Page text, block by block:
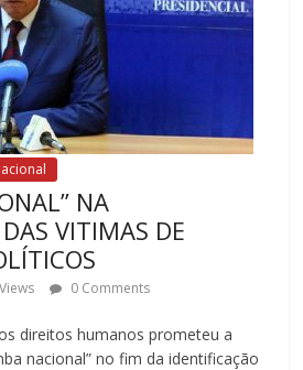
NA
VITIMAS DE
0 Comments
direitos humanos prometeu a
nacional” no fim da identificação